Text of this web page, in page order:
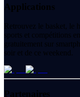
Applications
Retrouvez le basket, le
sports et compétitions
gratuitement sur
soir et de ce weekend.
Partenaires